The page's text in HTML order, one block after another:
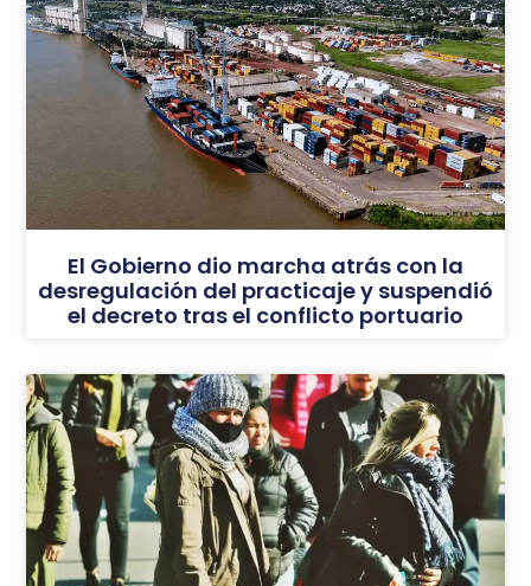
El Gobierno dio marcha atrás con la
desregulación del practicaje y suspendió
el decreto tras el conflicto portuario